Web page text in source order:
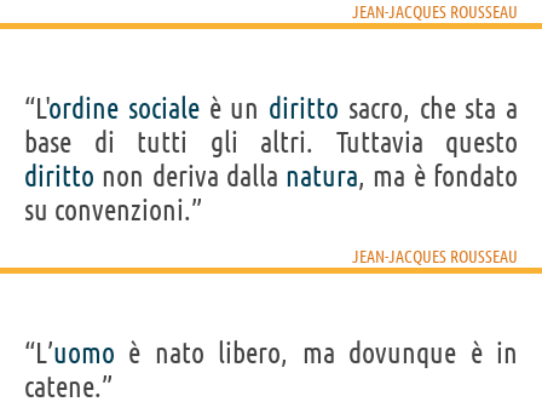
JEAN-JACQUES ROUSSEAU
“L'ordine socialeè un diritto sacro, che sta a
base di tutti gli altri. Tuttavia questo
diritto non deriva dalla natura, ma è fondato
su convenzioni.”
JEAN-JACQUES ROUSSEAU
“L’uomo è nato libero, ma dovunque è in
catene.”